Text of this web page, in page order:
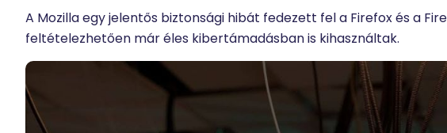
A Mozilla egy jelentős biztonsági hibát fedezett fel a Firefox és a
feltételezhetően már éles kibertámadásban is kihasználtak.